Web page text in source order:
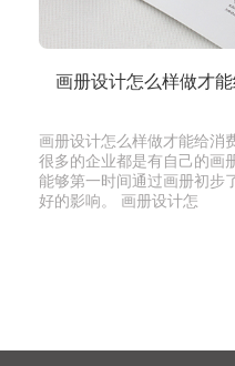
画册设计怎么样做才
画册设计怎么样做才能给消
很多的企业都是有自己的画
能够第一时间通过画册初步
好的影响。 画册设计怎